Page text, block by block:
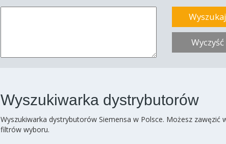
Wyczyść
Wyszukiwarka dystrybutorów
Wyszukiwarka dystrybutorów Siemensa w Polsce. Możesz
filtrów wyboru.